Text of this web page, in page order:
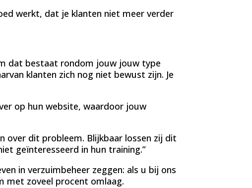
werkt, dat je klanten niet meer verder
dat bestaat rondom jouw jouw type
klanten zich nog niet bewust zijn. Je
op hun website, waardoor jouw
over dit probleem. Blijkbaar lossen zij dit
geïnteresseerd in hun training.”
in verzuimbeheer zeggen: als u bij ons
met zoveel procent omlaag.